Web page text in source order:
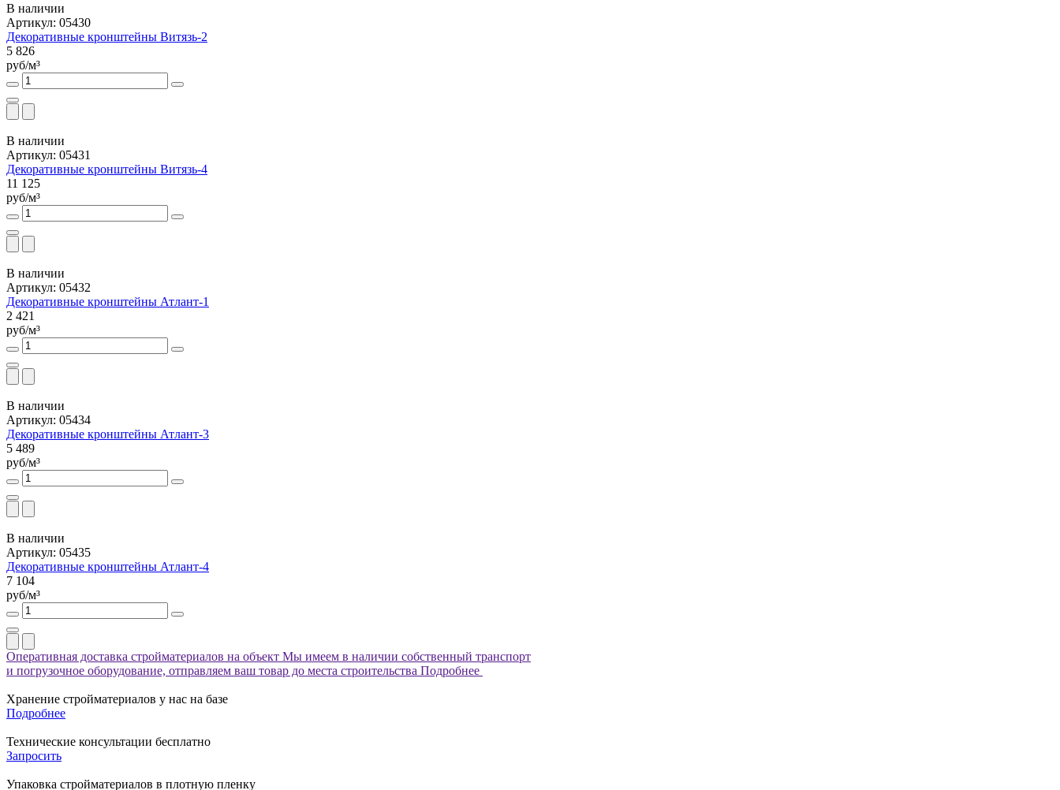
В наличии
Артикул: 05430
Декоративные кронштейны Витязь-2
5 826
руб/м³
В наличии
Артикул: 05431
Декоративные кронштейны Витязь-4
11 125
руб/м³
В наличии
Артикул: 05432
Декоративные кронштейны Атлант-1
2 421
руб/м³
В наличии
Артикул: 05434
Декоративные кронштейны Атлант-3
5 489
руб/м³
В наличии
Артикул: 05435
Декоративные кронштейны Атлант-4
7 104
руб/м³
Оперативная доставка стройматериалов на объект Мы имеем в наличии собственный транспорт
и погрузочное оборудование, отправляем ваш товар до места строительства Подробнее
Хранение стройматериалов у нас на базе
Подробнее
Технические консультации бесплатно
Запросить
Упаковка стройматериалов в плотную пленку